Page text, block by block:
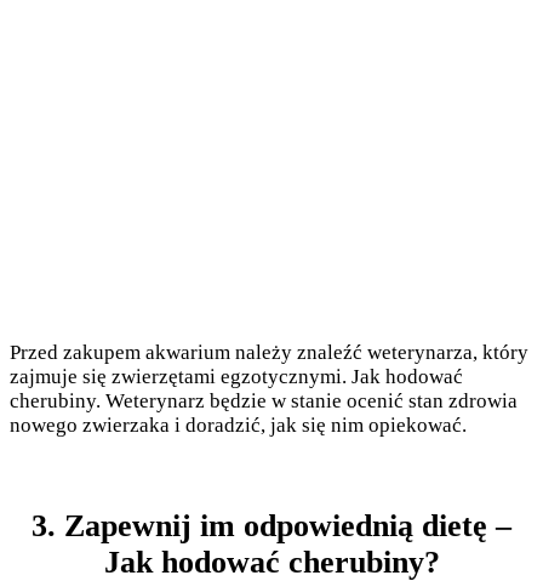
Przed zakupem akwarium należy znaleźć weterynarza, który
zajmuje się zwierzętami egzotycznymi. Jak hodować
cherubiny. Weterynarz będzie w stanie ocenić stan zdrowia
nowego zwierzaka i doradzić, jak się nim opiekować.
3. Zapewnij im odpowiednią dietę –
Jak hodować cherubiny?